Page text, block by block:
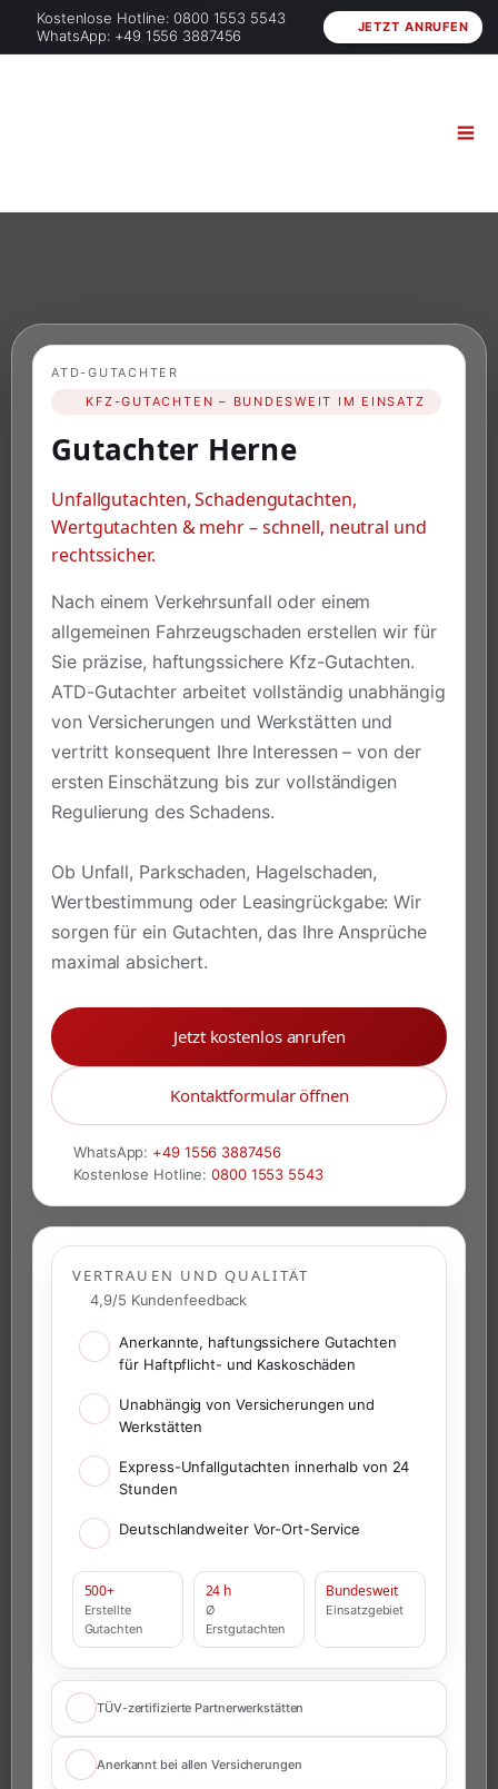
Kostenlose Hotline: 0800 1553 5543
WhatsApp: +49 1556 3887456
JETZT ANRUFEN
ATD-GUTACHTER
KFZ-GUTACHTEN – BUNDESWEIT IM EINSATZ
Gutachter Herne
Unfallgutachten, Schadengutachten,
Wertgutachten & mehr – schnell, neutral und
rechtssicher.
Nach einem Verkehrsunfall oder einem
allgemeinen Fahrzeugschaden erstellen wir für
Sie präzise, haftungssichere Kfz-Gutachten.
ATD-Gutachter arbeitet vollständig unabhängig
von Versicherungen und Werkstätten und
vertritt konsequent Ihre Interessen – von der
ersten Einschätzung bis zur vollständigen
Regulierung des Schadens.
Ob Unfall, Parkschaden, Hagelschaden,
Wertbestimmung oder Leasingrückgabe: Wir
sorgen für ein Gutachten, das Ihre Ansprüche
maximal absichert.
Jetzt kostenlos anrufen
Kontaktformular öffnen
WhatsApp: +49 1556 3887456
Kostenlose Hotline:0800 1553 5543
VERTRAUEN UND QUALITÄT
4,9/5 Kundenfeedback
Anerkannte, haftungssichere Gutachten
für Haftpflicht- und Kaskoschäden
Unabhängig von Versicherungen und
Werkstätten
Express-Unfallgutachten innerhalb von 24
Stunden
Deutschlandweiter Vor-Ort-Service
500+
Erstellte
Gutachten
24 h
Ø
Erstgutachten
Bundesweit
Einsatzgebiet
TÜV-zertifizierte Partnerwerkstätten
Anerkannt bei allen Versicherungen